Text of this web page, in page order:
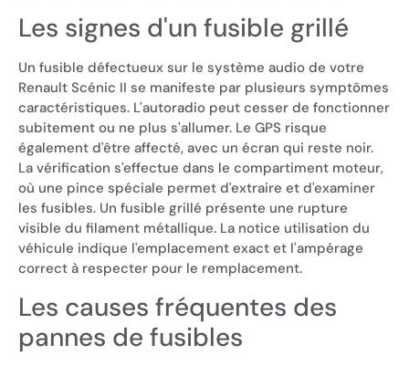
Les signes d'un fusible grillé
Un fusible défectueux sur le système audio de votre
Renault Scénic II se manifeste par plusieurs symptômes
caractéristiques. L'autoradio peut cesser de fonctionner
subitement ou ne plus s'allumer. Le GPS risque
également d'être affecté, avec un écran qui reste noir.
La vérification s'effectue dans le compartiment moteur,
où une pince spéciale permet d'extraire et d'examiner
les fusibles. Un fusible grillé présente une rupture
visible du filament métallique. La notice utilisation du
véhicule indique l'emplacement exact et l'ampérage
correct à respecter pour le remplacement.
Les causes fréquentes des
pannes de fusibles